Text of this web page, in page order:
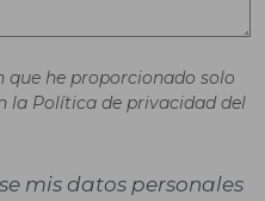
he proporcionado solo
la Política de privacidad del
mis datos personales